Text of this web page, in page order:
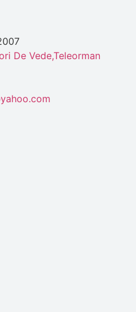
De Vede,Teleorman